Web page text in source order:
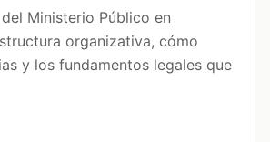
Ministerio Público en
organizativa, cómo
y los fundamentos legales que